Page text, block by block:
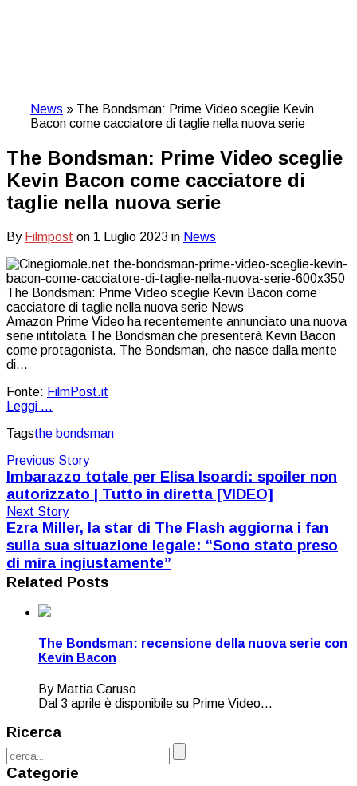
News » The Bondsman: Prime Video sceglie Kevin
Bacon come cacciatore di taglie nella nuova serie
The Bondsman: Prime Video sceglie
Kevin Bacon come cacciatore di
taglie nella nuova serie
By Filmpost on 1 Luglio 2023 in News
Amazon Prime Video ha recentemente annunciato una nuova
serie intitolata The Bondsman che presenterà Kevin Bacon
come protagonista. The Bondsman, che nasce dalla mente
di…
Fonte: FilmPost.it
Leggi ...
Tagsthe bondsman
Previous Story
Imbarazzo totale per Elisa Isoardi: spoiler non
autorizzato | Tutto in diretta [VIDEO]
Next Story
Ezra Miller, la star di The Flash aggiorna i fan
sulla sua situazione legale: “Sono stato preso
di mira ingiustamente”
Related Posts
The Bondsman: recensione della nuova serie con
Kevin Bacon
By Mattia Caruso
Dal 3 aprile è disponibile su Prime Video...
Ricerca
Categorie